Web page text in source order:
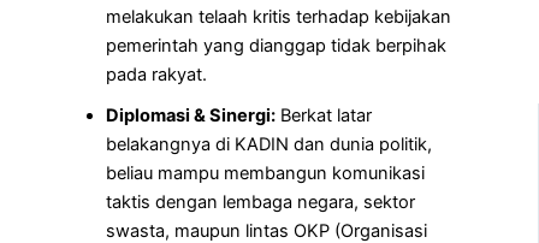
melakukan telaah kritis terhadap kebijakan
pemerintah yang dianggap tidak berpihak
pada rakyat.
Diplomasi & Sinergi: Berkat latar
belakangnya di KADIN dan dunia politik,
beliau mampu membangun komunikasi
taktis dengan lembaga negara, sektor
swasta, maupun lintas OKP (Organisasi